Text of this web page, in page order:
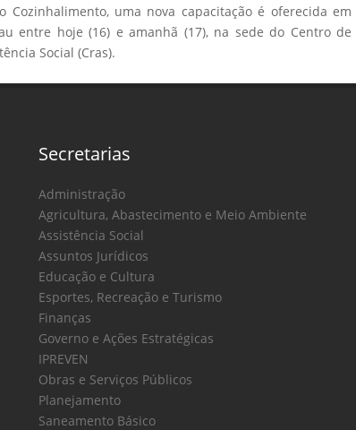
Cozinhalimento, uma nova capacitação é oferecida em
entre hoje (16) e amanhã (17), na sede do Centro de
Social (Cras).
Secretarias
Administração
Agricultura, Abastecimento e Meio Ambiente
Assistência Social
Assuntos Jurídicos
Educação e Cultura
Esportes, Recreação e Turismo
Finanças
Governo e Ações Estratégicas
IPREVEN
Obras e Serviços Públicos
Planejamento
Saneamento Básico